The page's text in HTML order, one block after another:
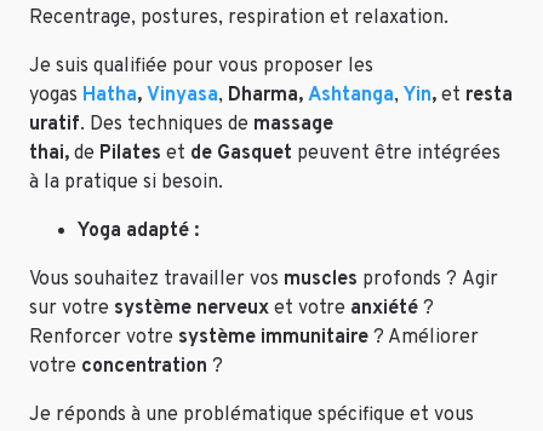
Recentrage, postures, respiration et relaxation.
Je suis qualifiée pour vous proposer les
yogas Hatha, Vinyasa, Dharma, Ashtanga, Yin, et resta
uratif. Des techniques de massage
thai, de Pilates et de Gasquet peuvent être intégrées
à la pratique si besoin.
Yoga adapté :
Vous souhaitez travailler vos muscles profonds ? Agir
sur votre système nerveux et votre anxiété ?
Renforcer votre système immunitaire ? Améliorer
votre concentration ?
Je réponds à une problématique spécifique et vous